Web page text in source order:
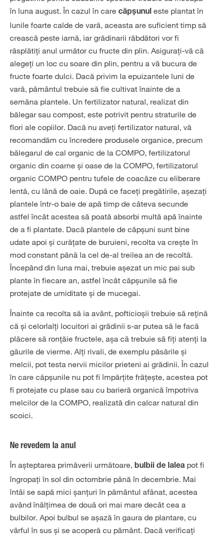
în luna august. În cazul în care căpșunul este plantat în
lunile foarte calde de vară, aceasta are suficient timp să
crească peste iarnă, iar grădinarii răbdători vor fi
răsplătiți anul următor cu fructe din plin. Asigurați-vă că
alegeți un loc cu soare din plin, pentru a vă bucura de
fructe foarte dulci. Dacă privim la epuizantele luni de
vară, pământul trebuie să fie cultivat înainte de a
semăna plantele. Un fertilizator natural, realizat din
bălegar sau compost, este potrivit pentru straturile de
flori ale copiilor. Dacă nu aveți fertilizator natural, vă
recomandăm cu încredere produsele organice, precum
bălegarul de cal organic de la COMPO, fertilizatorul
organic din coarne și oase de la COMPO, fertilizatorul
organic COMPO pentru tufele de coacăze cu eliberare
lentă, cu lână de oaie. După ce faceți pregătirile, așezați
plantele într-o baie de apă timp de câteva secunde
astfel încât acestea să poată absorbi multă apă înainte
de a fi plantate. Dacă plantele de căpșuni sunt bine
udate apoi și curățate de buruieni, recolta va crește în
mod constant până la cel de-al treilea an de recoltă.
Începând din luna mai, trebuie așezat un mic pai sub
plante în fiecare an, astfel încât căpșunile să fie
protejate de umiditate și de mucegai.
Înainte ca recolta să ia avânt, pofticioșii trebuie să rețină
că și celorlalți locuitori ai grădinii s-ar putea să le facă
plăcere să ronțăie fructele, așa că trebuie să fiți atenți la
găurile de vierme. Alți rivali, de exemplu păsările și
melcii, pot testa nervii micilor prieteni ai grădinii. În cazul
în care căpșunile nu pot fi împărțite frățește, acestea pot
fi protejate cu plase sau cu barieră organică împotriva
melcilor de la COMPO, realizată din calcar natural din
scoici.
Ne revedem la anul
În așteptarea primăverii următoare, bulbii de lalea pot fi
îngropați în sol din octombrie până în decembrie. Mai
întâi se sapă mici șanțuri în pământul afânat, acestea
având înălțimea de două ori mai mare decât cea a
bulbilor. Apoi bulbul se așază în gaura de plantare, cu
vârful în sus și se acoperă cu pământ. Dacă verificați